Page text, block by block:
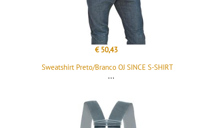
€ 50,43
Sweatshirt Preto/Branco OJ SINCE S-SHIRT